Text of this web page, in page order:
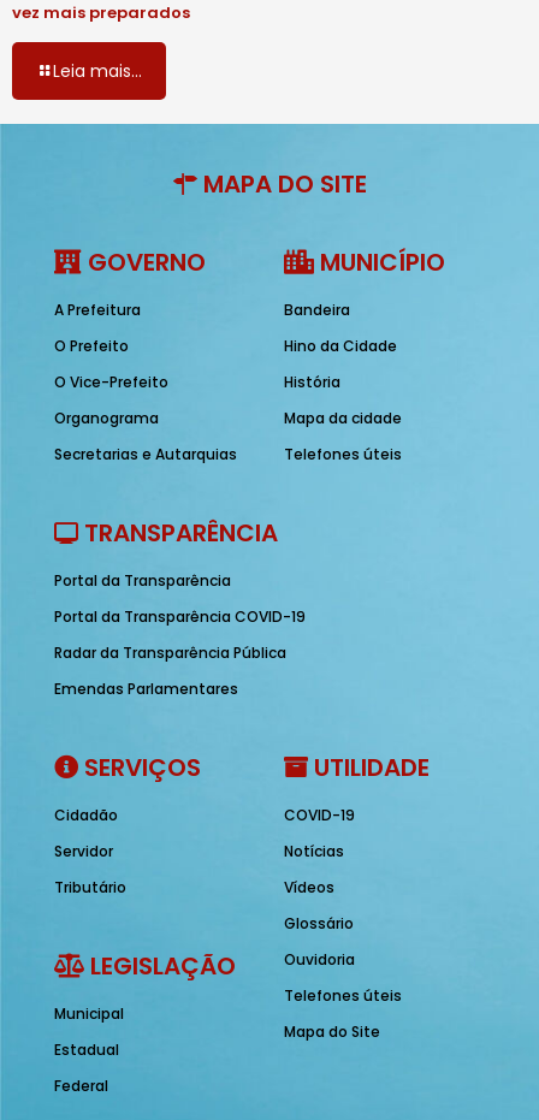
vez mais preparados
Leia mais...
MAPA DO SITE
GOVERNO
A Prefeitura
O Prefeito
O Vice-Prefeito
Organograma
Secretarias e Autarquias
MUNICÍPIO
Bandeira
Hino da Cidade
História
Mapa da cidade
Telefones úteis
TRANSPARÊNCIA
Portal da Transparência
Portal da Transparência COVID-19
Radar da Transparência Pública
Emendas Parlamentares
SERVIÇOS
Cidadão
Servidor
Tributário
LEGISLAÇÃO
Municipal
Estadual
Federal
UTILIDADE
COVID-19
Notícias
Vídeos
Glossário
Ouvidoria
Telefones úteis
Mapa do Site